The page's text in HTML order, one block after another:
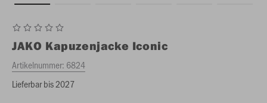
JAKO Kapuzenjacke Iconic
Artikelnummer: 6824
Lieferbar bis 2027